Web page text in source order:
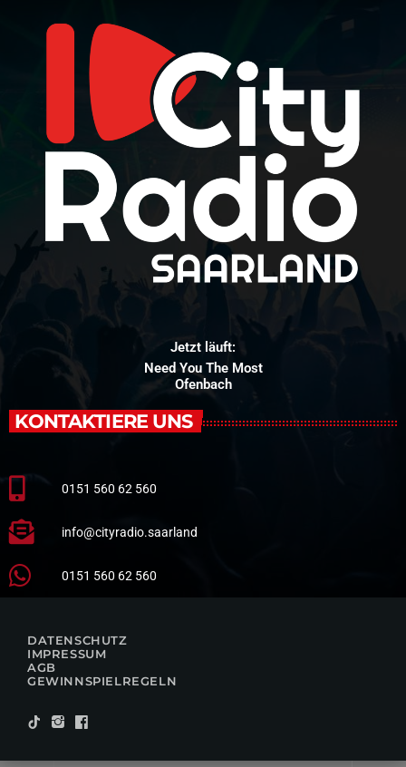
Jetzt läuft:
Need You The Most
Ofenbach
KONTAKTIERE UNS
0151 560 62 560
info@cityradio.saarland
0151 560 62 560
DATENSCHUTZ
IMPRESSUM
AGB
GEWINNSPIELREGELN